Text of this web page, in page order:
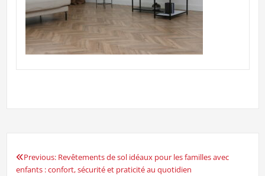
Navigation
Previous: Revêtements de sol idéaux pour les familles avec
enfants : confort, sécurité et praticité au quotidien